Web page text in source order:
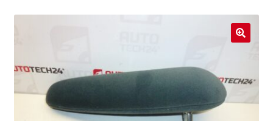
Klageprocedure
Kontakte